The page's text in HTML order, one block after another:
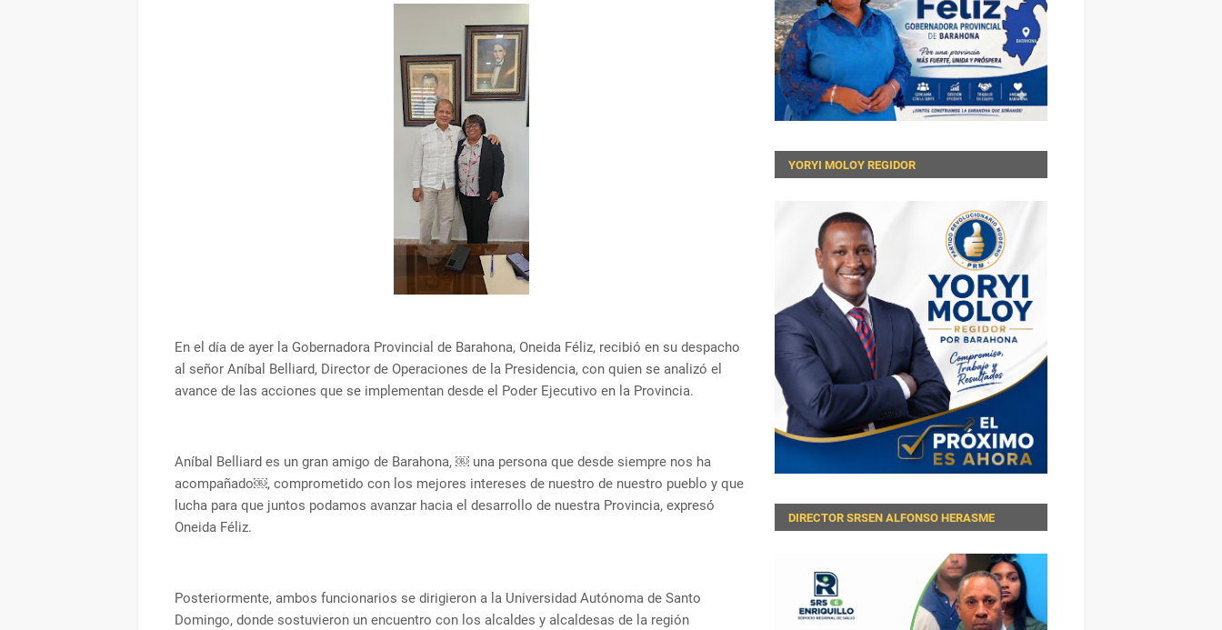
En el día de ayer la Gobernadora Provincial de Barahona, Oneida Féliz, recibió en su despacho
al señor Aníbal Belliard, Director de Operaciones de la Presidencia, con quien se analizó el
avance de las acciones que se implementan desde el Poder Ejecutivo en la Provincia.
Aníbal Belliard es un gran amigo de Barahona, ￼ una persona que desde siempre nos ha
acompañado￼, comprometido con los mejores intereses de nuestro de nuestro pueblo y que
lucha para que juntos podamos avanzar hacia el desarrollo de nuestra Provincia, expresó
Oneida Féliz.
Posteriormente, ambos funcionarios se dirigieron a la Universidad Autónoma de Santo
Domingo, donde sostuvieron un encuentro con los alcaldes y alcaldesas de la región
YORYI MOLOY REGIDOR
DIRECTOR SRSEN ALFONSO HERASME